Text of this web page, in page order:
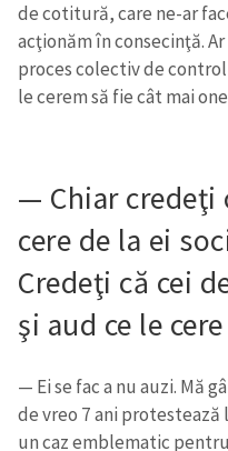
de cotitură, care ne-ar
acţionăm în consecinţă.
proces colectiv de
le cerem să fie cât mai
— Chiar credeţi
cere de la ei
Credeţi că cei
şi aud ce le
— Ei se fac a nu auzi. Mă
de vreo 7 ani
un caz emblematic